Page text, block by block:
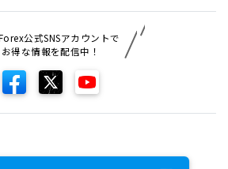
公式SNSアカウントで
お得な情報を配信中！